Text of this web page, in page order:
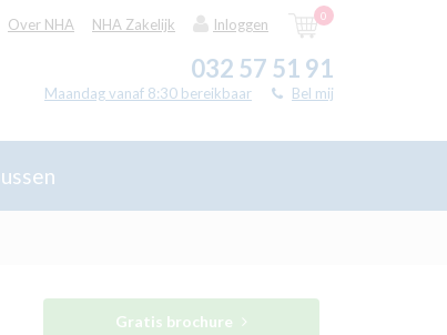
Over NHA NHA Zakelijk Inloggen
0
032 57 51 91
Maandag vanaf 8:30 bereikbaar Bel mij
Gratis brochure